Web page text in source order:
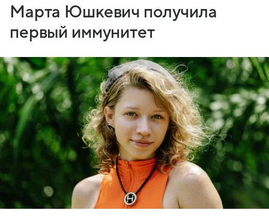
Марта Юшкевич получила
первый иммунитет